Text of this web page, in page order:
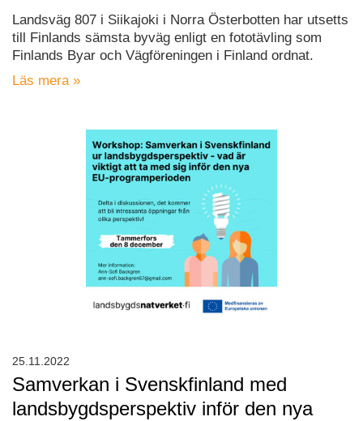
Landsväg 807 i Siikajoki i Norra Österbotten har utsetts
till Finlands sämsta byväg enligt en fototävling som
Finlands Byar och Vägföreningen i Finland ordnat.
Läs mera »
Samverkan i Svenskfinland med
landsbygdsperspektiv inför den nya
25.11.2022